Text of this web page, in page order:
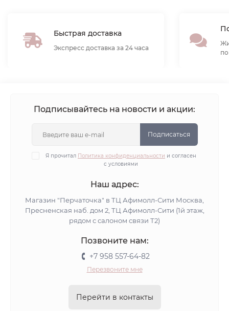
Быстрая доставка
Экспресс доставка за 24 часа
Подписывайтесь на новости и акции:
Подписаться
Я прочитал Политика конфиденциальности и согласен
с условиями
Наш адрес:
Магазин "Перчаточка" в ТЦ Афимолл-Сити Москва,
Пресненская наб. дом 2, ТЦ Афимолл-Сити (1й этаж,
рядом с салоном связи Т2)
Позвоните нам:
+7 958 557-64-82
Перезвоните мне
Перейти в контакты